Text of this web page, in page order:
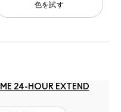
24-HOUR EXTEND
色を試す